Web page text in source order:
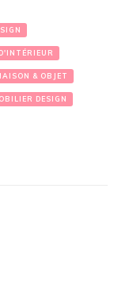
& OBJET
DESIGN